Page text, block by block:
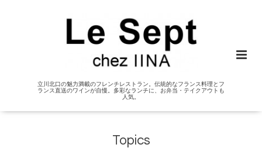
立川北口の魅力満載のフレンチレストラン。伝統的なフランス料理とフ
ランス直送のワインが自慢。多彩なランチに、お弁当・テイクアウトも
人気。
Topics